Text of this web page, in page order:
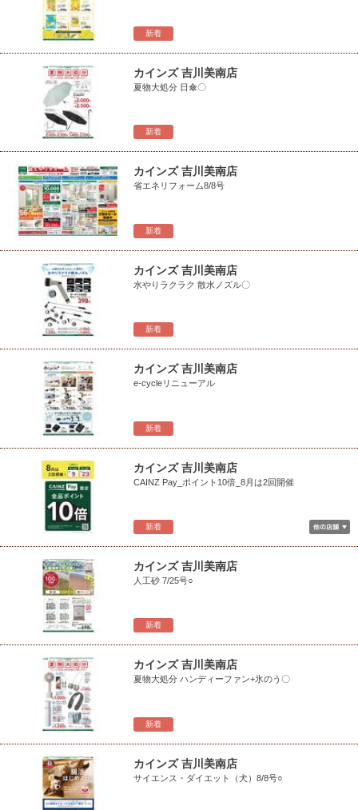
新着
新着
カインズ 吉川美南店
夏物大処分 日傘〇
新着
カインズ 吉川美南店
省エネリフォーム8/8号
新着
カインズ 吉川美南店
水やりラクラク 散水ノズル〇
新着
カインズ 吉川美南店
e-cycleリニューアル
新着
カインズ 吉川美南店
CAINZ Pay_ポイント10倍_8月は2回開催
新着
カインズ 吉川美南店
人工砂 7/25号○
新着
カインズ 吉川美南店
夏物大処分 ハンディーファン+氷のう〇
カインズ 吉川美南店
サイエンス・ダイエット（犬）8/8号○